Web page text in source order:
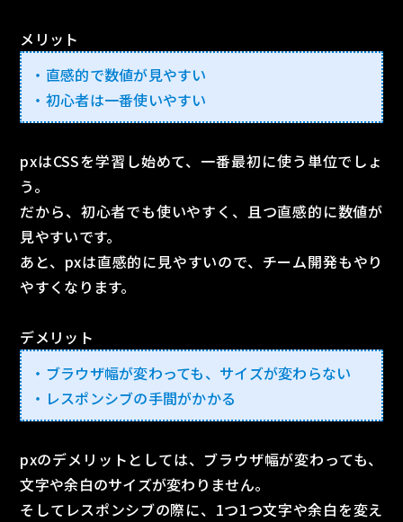
メリット
・直感的で数値が見やすい
・初心者は一番使いやすい
pxはCSSを学習し始めて、一番最初に使う単位でしょ
う。
だから、初心者でも使いやすく、且つ直感的に数値が
見やすいです。
あと、pxは直感的に見やすいので、チーム開発もやり
やすくなります。
デメリット
・ブラウザ幅が変わっても、サイズが変わらない
・レスポンシブの手間がかかる
pxのデメリットとしては、ブラウザ幅が変わっても、
文字や余白のサイズが変わりません。
そしてレスポンシブの際に、1つ1つ文字や余白を変え